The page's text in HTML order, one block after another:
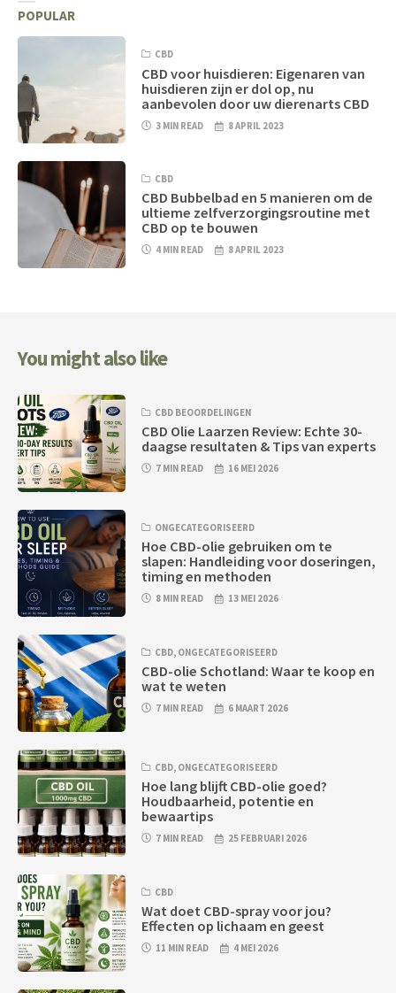
POPULAR
CBD
CBD voor huisdieren: Eigenaren van
huisdieren zijn er dol op, nu
aanbevolen door uw dierenarts CBD
3 MIN READ 8 APRIL 2023
CBD
CBD Bubbelbad en 5 manieren om de
ultieme zelfverzorgingsroutine met
CBD op te bouwen
4 MIN READ 8 APRIL 2023
You might also like
CBD BEOORDELINGEN
CBD Olie Laarzen Review: Echte 30-
daagse resultaten & Tips van experts
7 MIN READ 16 MEI 2026
ONGECATEGORISEERD
Hoe CBD-olie gebruiken om te
slapen: Handleiding voor doseringen,
timing en methoden
8 MIN READ 13 MEI 2026
CBD, ONGECATEGORISEERD
CBD-olie Schotland: Waar te koop en
wat te weten
7 MIN READ 6 MAART 2026
CBD, ONGECATEGORISEERD
Hoe lang blijft CBD-olie goed?
Houdbaarheid, potentie en
bewaartips
7 MIN READ 25 FEBRUARI 2026
CBD
Wat doet CBD-spray voor jou?
Effecten op lichaam en geest
11 MIN READ 4 MEI 2026